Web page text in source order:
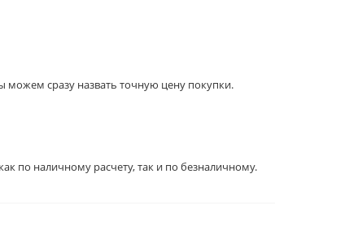
можем сразу назвать точную цену покупки.
по наличному расчету, так и по безналичному.